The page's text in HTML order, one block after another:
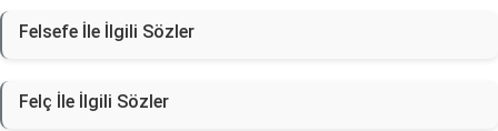
Felsefe İle İlgili Sözler
Felç İle İlgili Sözler